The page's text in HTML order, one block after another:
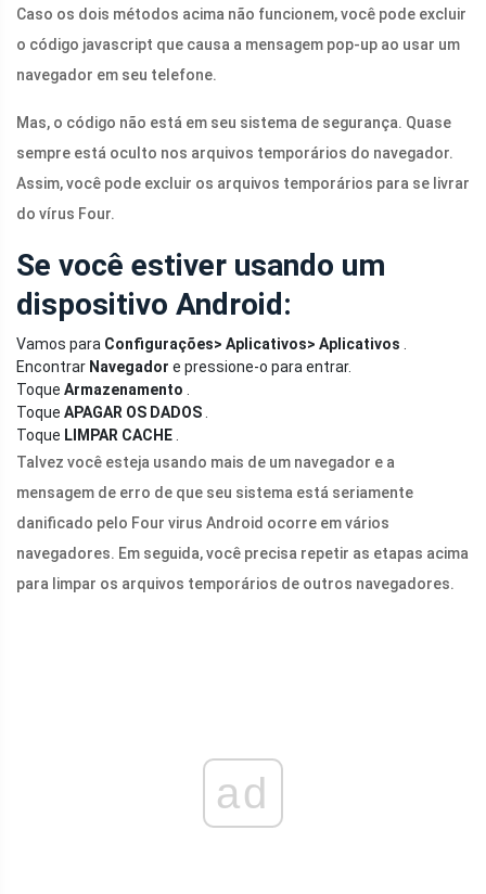
Caso os dois métodos acima não funcionem, você pode excluir
o código javascript que causa a mensagem pop-up ao usar um
navegador em seu telefone.
Mas, o código não está em seu sistema de segurança. Quase
sempre está oculto nos arquivos temporários do navegador.
Assim, você pode excluir os arquivos temporários para se livrar
do vírus Four.
Se você estiver usando um
dispositivo Android:
Vamos para Configurações> Aplicativos> Aplicativos
Encontrar Navegador e pressione-o para entrar.
Toque Armazenamento
Toque APAGAR OS DADOS
Toque LIMPAR CACHE
Talvez você esteja usando mais de um navegador e a
mensagem de erro de que seu sistema está seriamente
danificado pelo Four virus Android ocorre em vários
navegadores. Em seguida, você precisa repetir as etapas acima
para limpar os arquivos temporários de outros navegadores.
ad